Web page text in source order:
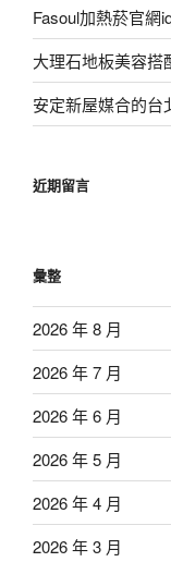
Fasoul加熱菸官網
大理石地板美容搭
安定新屋媒合的台
近期留言
彙整
2026 年 8 月
2026 年 7 月
2026 年 6 月
2026 年 5 月
2026 年 4 月
2026 年 3 月